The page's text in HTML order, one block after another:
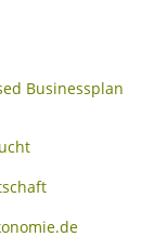
Businessplan